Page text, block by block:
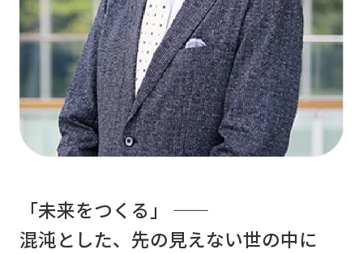
「未来をつくる」 ――
混沌とした、先の見えない世の中に